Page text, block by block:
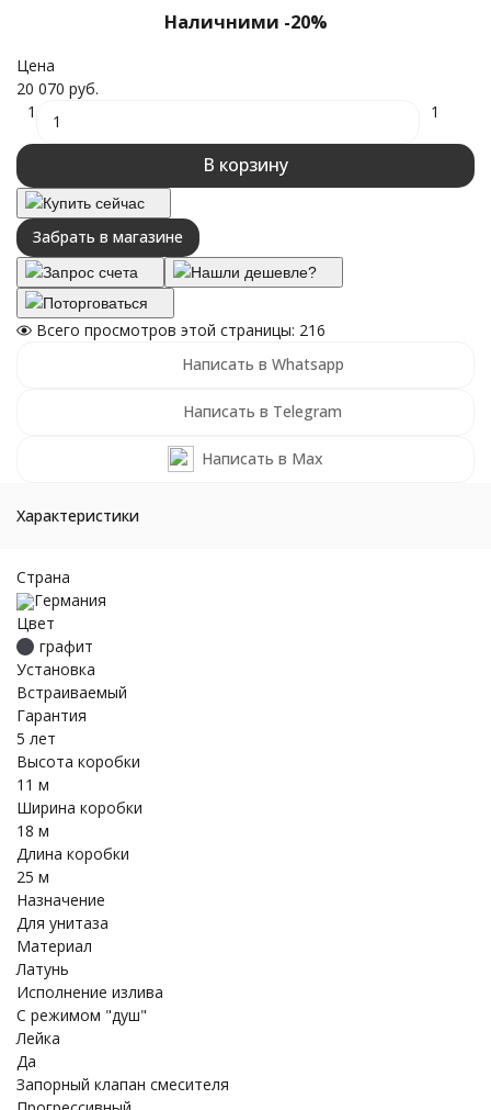
Наличними -20%
Цена
20 070 руб.
1
1
В корзину
Купить сейчас
Забрать в магазине
Запрос счета
Нашли дешевле?
Поторговаться
Всего просмотров этой страницы: 216
Написать в Whatsapp
Написать в Telegram
Написать в Max
Характеристики
Страна
Германия
Цвет
графит
Установка
Встраиваемый
Гарантия
5 лет
Высота коробки
11 м
Ширина коробки
18 м
Длина коробки
25 м
Назначение
Для унитаза
Материал
Латунь
Исполнение излива
С режимом "душ"
Лейка
Да
Запорный клапан смесителя